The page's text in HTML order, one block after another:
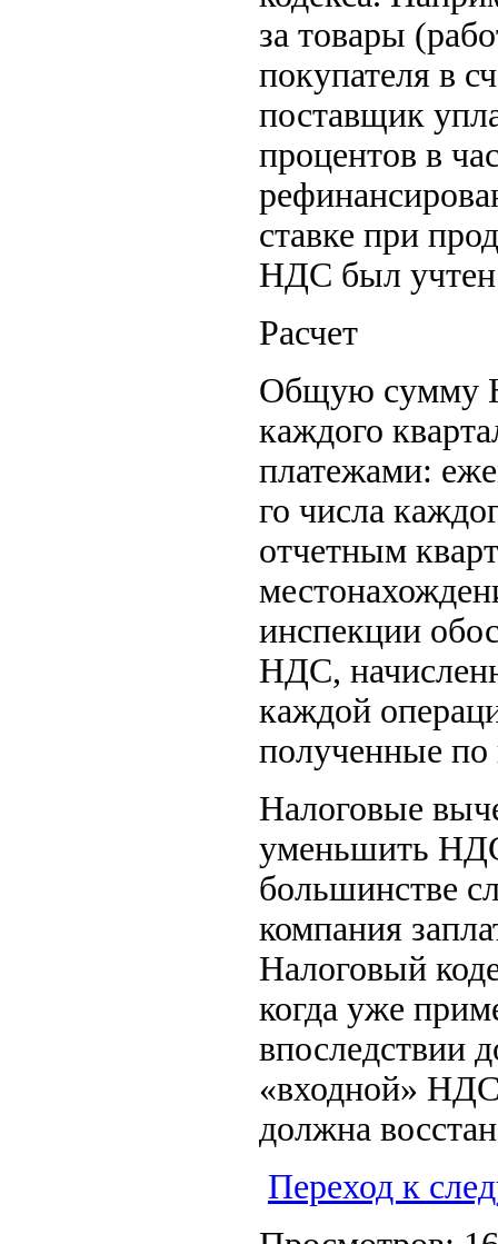
за товары
покупателя в
поставщик
процентов в
ставке при
НДС был учтен
Расчет
Общую сумму
каждого
платежами:
го числа
отчетным
инспекции
НДС,
каждой
полученные
Налоговые
уменьшить
большинстве
компания
Налоговый
когда уже
впоследствии
«входной»
должна
Переход к